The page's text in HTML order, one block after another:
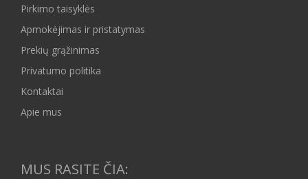
Pirkimo taisyklės
Apmokėjimas ir pristatymas
Prekių grąžinimas
Privatumo politika
Kontaktai
Apie mus
MUS RASITE ČIA: